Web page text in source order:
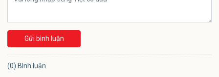
Gửi bình luận
(0) Bình luận